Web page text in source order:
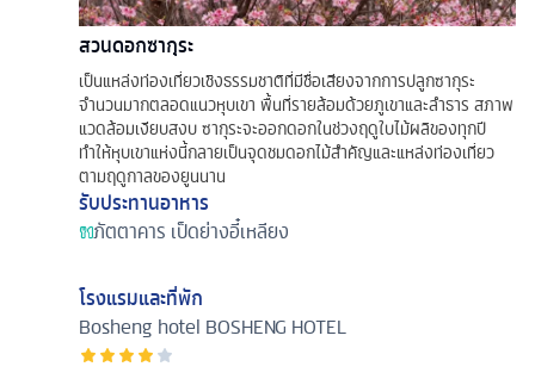
สวนดอกซากุระ
เป็นแหล่งท่องเที่ยวเชิงธรรมชาติที่มีชื่อเสียงจากการปลูกซากุระ
จำนวนมากตลอดแนวหุบเขา พื้นที่รายล้อมด้วยภูเขาและลำธาร สภาพ
แวดล้อมเงียบสงบ ซากุระจะออกดอกในช่วงฤดูใบไม้ผลิของทุกปี
ทำให้หุบเขาแห่งนี้กลายเป็นจุดชมดอกไม้สำคัญและแหล่งท่องเที่ยว
ตามฤดูกาลของยูนนาน
รับประทานอาหาร
ภัตตาคาร เป็ดย่างอี๋เหลียง
โรงแรมและที่พัก
Bosheng hotel BOSHENG HOTEL